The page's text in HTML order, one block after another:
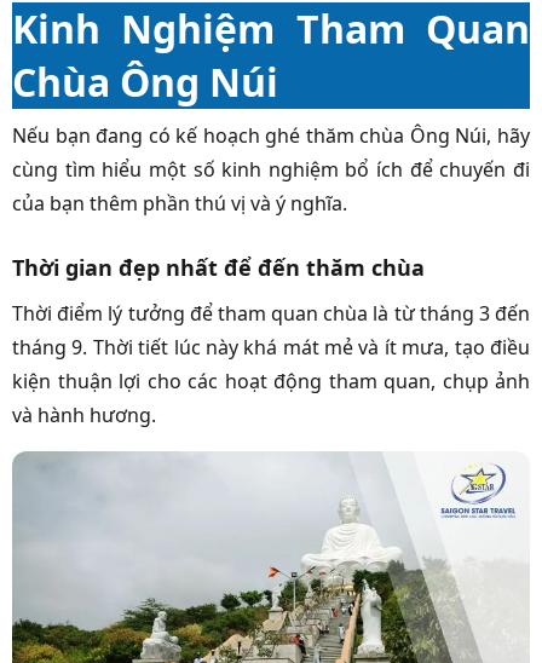
Kinh Nghiệm Tham Quan
Chùa Ông Núi
Nếu bạn đang có kế hoạch ghé thăm chùa Ông Núi, hãy
cùng tìm hiểu một số kinh nghiệm bổ ích để chuyến đi
của bạn thêm phần thú vị và ý nghĩa.
Thời gian đẹp nhất để đến thăm chùa
Thời điểm lý tưởng để tham quan chùa là từ tháng 3 đến
tháng 9. Thời tiết lúc này khá mát mẻ và ít mưa, tạo điều
kiện thuận lợi cho các hoạt động tham quan, chụp ảnh
và hành hương.